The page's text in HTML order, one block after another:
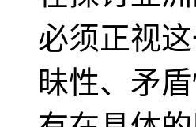
必须正视
昧性、矛